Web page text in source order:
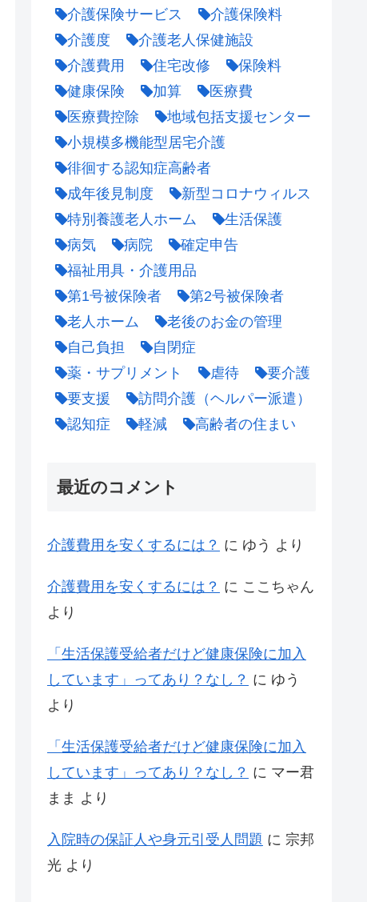
介護保険サービス
介護保険料
介護度
介護老人保健施設
介護費用
住宅改修
保険料
健康保険
加算
医療費
医療費控除
地域包括支援センター
小規模多機能型居宅介護
徘徊する認知症高齢者
成年後見制度
新型コロナウィルス
特別養護老人ホーム
生活保護
病気
病院
確定申告
福祉用具・介護用品
第1号被保険者
第2号被保険者
老人ホーム
老後のお金の管理
自己負担
自閉症
薬・サプリメント
虐待
要介護
要支援
訪問介護（ヘルパー派遣）
認知症
軽減 高齢者の住まい
最近のコメント
介護費用を安くするには？ に ゆう より
介護費用を安くするには？ に ここちゃん
より
「生活保護受給者だけど健康保険に加入
しています」ってあり？なし？ に ゆう
より
「生活保護受給者だけど健康保険に加入
しています」ってあり？なし？ に マー君
まま より
入院時の保証人や身元引受人問題 に 宗邦
光 より